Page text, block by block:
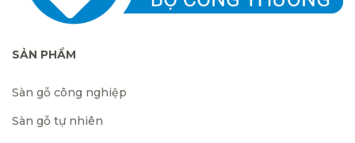
SẢN PHẨM
Sàn gỗ công nghiệp
Sàn gỗ tự nhiên